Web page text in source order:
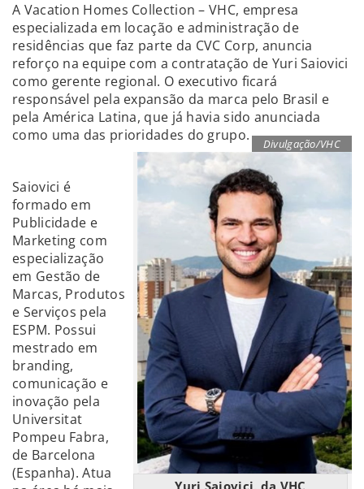
A Vacation Homes Collection – VHC, empresa
especializada em locação e administração de
residências que faz parte da CVC Corp, anuncia
reforço na equipe com a contratação de Yuri Saiovici
como gerente regional. O executivo ficará
responsável pela expansão da marca pelo Brasil e
pela América Latina, que já havia sido anunciada
como uma das prioridades do grupo.
Divulgação/VHC
Yuri Saiovici, da VHC
Saiovici é
formado em
Publicidade e
Marketing com
especialização
em Gestão de
Marcas, Produtos
e Serviços pela
ESPM. Possui
mestrado em
branding,
comunicação e
inovação pela
Universitat
Pompeu Fabra,
de Barcelona
(Espanha). Atua